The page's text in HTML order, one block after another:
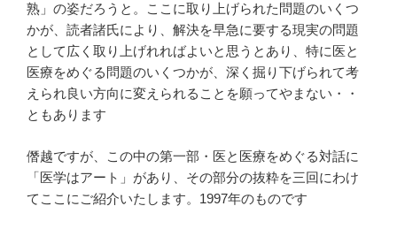
熟」の姿だろうと。ここに取り上げられた問題のいくつ
かが、読者諸氏により、解決を早急に要する現実の問題
として広く取り上げれればよいと思うとあり、特に医と
医療をめぐる問題のいくつかが、深く掘り下げられて考
えられ良い方向に変えられることを願ってやまない・・
ともあります
僭越ですが、この中の第一部・医と医療をめぐる対話に
「医学はアート」があり、その部分の抜粋を三回にわけ
てここにご紹介いたします。1997年のものです